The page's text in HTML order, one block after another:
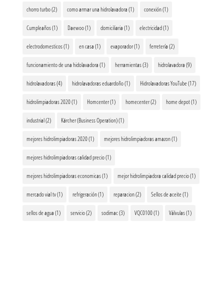
chorro turbo(2) como armar una hidrolavadora(1) conexión(1)
Cumpleaños(1) Daewoo(1) domiciliaria(1) electricidad(1)
electrodomesticos(1) en casa(1) evaporador(1) ferretería(2)
funcionamiento de una hidolavadora(1) herramientas(3) hidrolavadora(9)
hidrolavadoras(4) hidrolavadoras eduardoño(1) Hidrolavadoras YouTube(17)
hidrolimpiadoras 2020(1) Homcenter(1) homecenter(2) home depot(1)
industrial(2) Kärcher (Business Operation)(1)
mejores hidrolimpiadoras 2020(1) mejores hidrolimpiadoras amazon(1)
mejores hidrolimpiadoras calidad precio(1)
mejores hidrolimpiadoras economicas(1) mejor hidrolimpiadora calidad precio(1)
mercado vial tv(1) refrigeración(1) reparacion(2) Sellos de aceite(1)
sellos de agua(1) servicio(2) sodimac(3) VQC0100(1) Válvulas(1)